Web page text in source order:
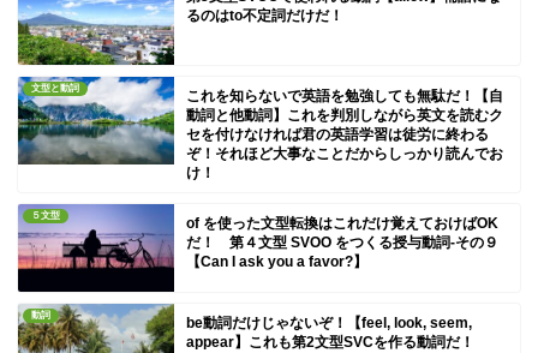
るのはto不定詞だけだ！
文型と動詞
これを知らないで英語を勉強しても無駄だ！【自
動詞と他動詞】これを判別しながら英文を読むク
セを付けなければ君の英語学習は徒労に終わる
ぞ！それほど大事なことだからしっかり読んでお
け！
５文型
of を使った文型転換はこれだけ覚えておけばOK
だ！ 第４文型 SVOO をつくる授与動詞-その９
【Can I ask you a favor?】
動詞
be動詞だけじゃないぞ！【feel, look, seem,
appear】これも第2文型SVCを作る動詞だ！